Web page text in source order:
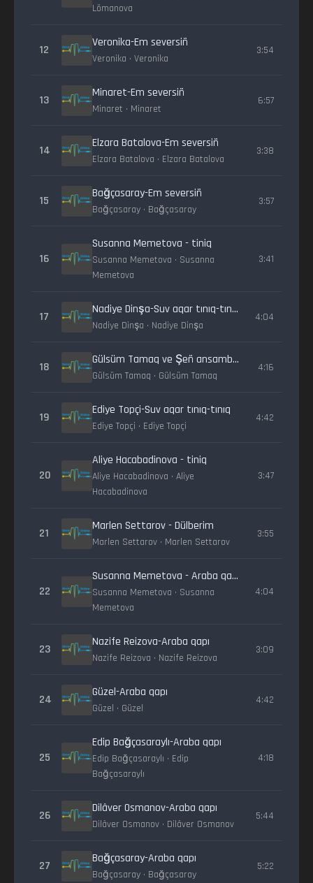
Lömanova
12
Veronika-Em seversiñ
Veronika • Veronika
3:54
13
Minaret-Em seversiñ
Minaret • Minaret
6:57
14
Elzara Batalova-Em seversiñ
Elzara Batalova • Elzara Batalova
3:38
15
Bağçasaray-Em seversiñ
Bağçasaray • Bağçasaray
3:57
16
Susanna Memetova - tiniq
Susanna Memetova • Susanna
Memetova
3:41
17
Nadiye Dinşa-Suv aqar tınıq-tınıq
Nadiye Dinşa • Nadiye Dinşa
4:04
18
Gülsüm Tamaq ve Şeñ ansambli-Suv aqar tınıq-tınıq
Gülsüm Tamaq • Gülsüm Tamaq
4:16
19
Ediye Topçi-Suv aqar tınıq-tınıq
Ediye Topçi • Ediye Topçi
4:42
20
Aliye Hacabadinova - tiniq
Aliye Hacabadinova • Aliye
Hacabadinova
3:47
21
Marlen Settarov - Dülberim
Marlen Settarov • Marlen Settarov
3:55
22
Susanna Memetova - Araba qapi
Susanna Memetova • Susanna
Memetova
4:04
23
Nazife Reizova-Araba qapı
Nazife Reizova • Nazife Reizova
3:09
24
Güzel-Araba qapı
Güzel • Güzel
4:42
25
Edip Bağçasaraylı-Araba qapı
Edip Bağçasaraylı • Edip
Bağçasaraylı
4:18
26
Dilâver Osmanov-Araba qapı
Dilâver Osmanov • Dilâver Osmanov
5:44
27
Bağçasaray-Araba qapı
Bağçasaray • Bağçasaray
5:22